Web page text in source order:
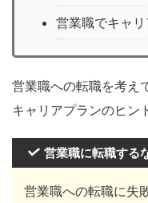
営業職でキャ
営業職への転職を考え
キャリアプランのヒン
営業職に転職する
営業職への転職に失